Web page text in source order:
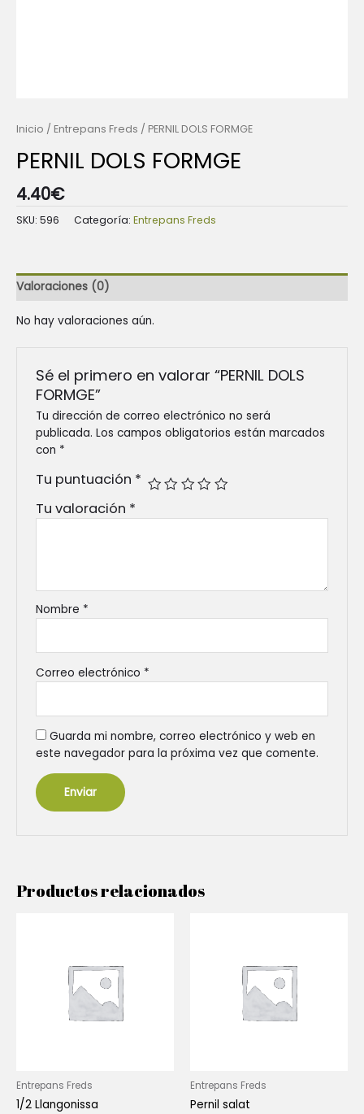
Inicio / Entrepans Freds / PERNIL DOLS FORMGE
PERNIL DOLS FORMGE
4.40€
SKU: 596 Categoría: Entrepans Freds
Valoraciones (0)
No hay valoraciones aún.
Sé el primero en valorar “PERNIL DOLS
FORMGE”
Tu dirección de correo electrónico no será
publicada. Los campos obligatorios están marcados
con *
Tu puntuación *
Tu valoración *
Nombre *
Correo electrónico *
Guarda mi nombre, correo electrónico y web en
este navegador para la próxima vez que comente.
Productos relacionados
Entrepans Freds
1/2 Llangonissa
Entrepans Freds
Pernil salat